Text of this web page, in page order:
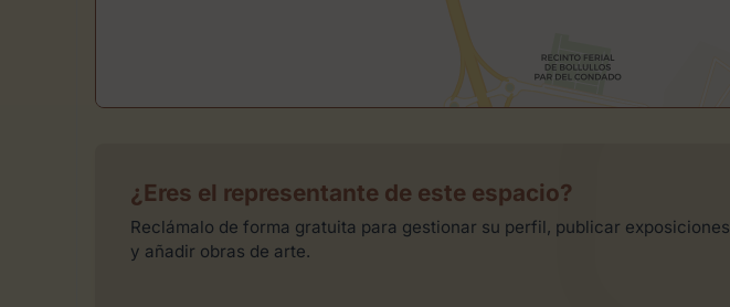
¿Eres el representante de este espacio?
Reclámalo de forma gratuita para gestionar su perfil, publicar exposiciones
y añadir obras de arte.